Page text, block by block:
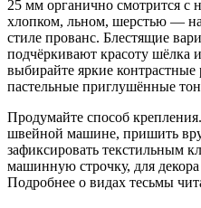
25 мм органично смотрится
хлопком, льном, шерстью —
стиле прованс. Блестящие
подчёркивают красоту шёлка
выбирайте яркие
пастельные приглушённые
Продумайте способ
швейной машине, пришить
зафиксировать текстильным
машинную строчку, для
Подробнее о видах тесьмы